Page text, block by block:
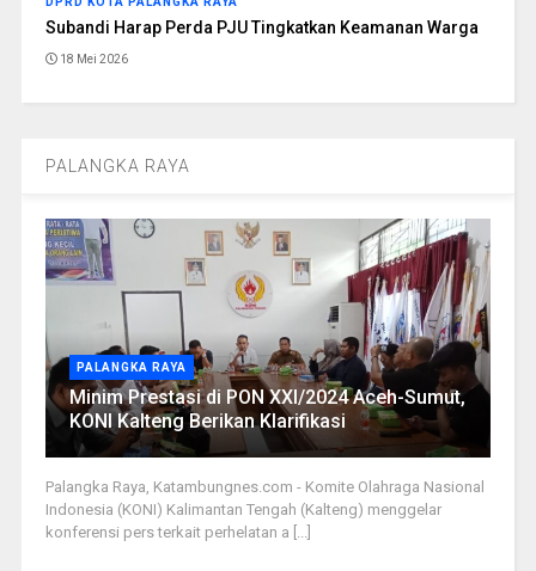
Subandi Harap Perda PJU Tingkatkan Keamanan Warga
18 Mei 2026
PALANGKA RAYA
PALANGKA RAYA
Minim Prestasi di PON XXI/2024 Aceh-Sumut,
KONI Kalteng Berikan Klarifikasi
Palangka Raya, Katambungnes.com - Komite Olahraga Nasional
Indonesia (KONI) Kalimantan Tengah (Kalteng) menggelar
konferensi pers terkait perhelatan a [...]